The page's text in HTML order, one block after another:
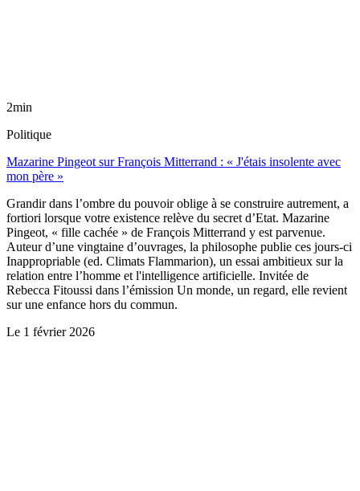
2min
Politique
Mazarine Pingeot sur François Mitterrand : « J'étais insolente avec
mon père »
Grandir dans l’ombre du pouvoir oblige à se construire autrement, a
fortiori lorsque votre existence relève du secret d’Etat. Mazarine
Pingeot, « fille cachée » de François Mitterrand y est parvenue.
Auteur d’une vingtaine d’ouvrages, la philosophe publie ces jours-ci
Inappropriable (ed. Climats Flammarion), un essai ambitieux sur la
relation entre l’homme et l'intelligence artificielle. Invitée de
Rebecca Fitoussi dans l’émission Un monde, un regard, elle revient
sur une enfance hors du commun.
Le 1 février 2026